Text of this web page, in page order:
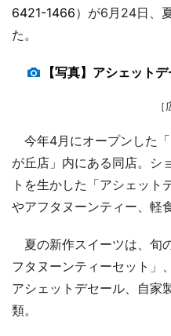
6421-1466）が6月24日、
た。
【写真】アシェット
［
今年4月にオープンした
が丘店」内にある同店。シ
トを生かした「アシェット
やアフタヌーンティー、軽
夏の新作スイーツは、旬
フタヌーンティーセット」
アシェットデセール、自家
類。